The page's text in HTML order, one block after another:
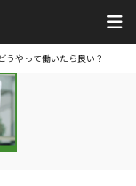
やって働いたら良い？